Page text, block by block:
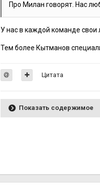
Про Милан говорят. Нас
У нас в каждой команде свои
Тем более Кытманов
Цитата
Показать содержимое